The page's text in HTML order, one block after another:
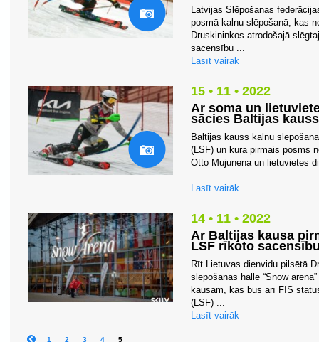
Latvijas Slēpošanas
posmā kalnu slēpošanā, kas
Druskininkos atrodošajā
sacensību ...
Lasīt vairāk
15 • 11 • 2022
Ar soma un
sācies Baltijas
Baltijas kauss kalnu
(LSF) un kura pirmais posms
Otto Mujunena un lietuvietes
...
Lasīt vairāk
14 • 11 • 2022
Ar Baltijas kausa
LSF rīkoto
Rīt Lietuvas dienvidu pilsētā
slēpošanas hallē “Snow
kausam, kas būs arī FIS
(LSF) ...
Lasīt vairāk
1 2 3 4 5